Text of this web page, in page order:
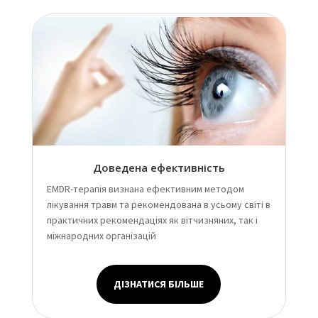
Доведена ефективність
EMDR-терапія визнана ефективним методом
лікування травм та рекомендована в усьому світі в
практичних рекомендаціях як вітчизняних, так і
міжнародних організацій
ДІЗНАТИСЯ БІЛЬШЕ